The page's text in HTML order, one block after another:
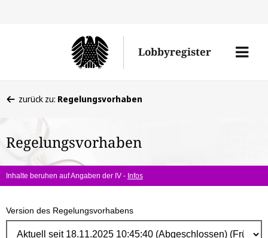
Lobbyregister
Menü
befinden
hier:
zurück zu: Regelungsvorhaben
Regelungsvorhaben
Inhalte beruhen auf Angaben der IV - Infos
Version des Regelungsvorhabens